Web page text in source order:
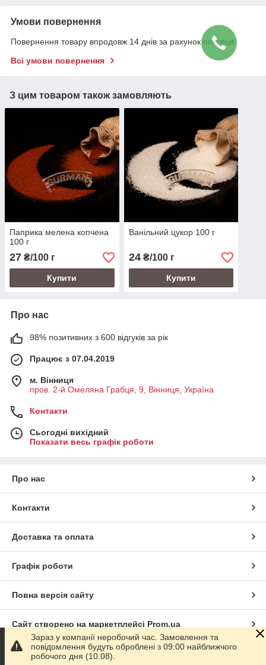
Умови повернення
Повернення товару впродовж 14 днів за рахунок покупця
Всі умови повернення
З цим товаром також замовляють
Паприка мелена копчена
100 г
27 ₴/100 г
Купити
Ванільний цукор 100 г
24₴/100 г
Купити
Про нас
98% позитивних з 600 відгуків за рік
Працює з 07.04.2019
м. Вінниця
пров. 2-й Омеляна Грабця, 9, Вінниця, Україна
Контакти
Сьогодні вихідний
Показати весь графік роботи
Про нас
Контакти
Доставка та оплата
Графік роботи
Повна версія сайту
Сайт створено на маркетплейсі Prom.ua
Політика конфіденційності
Зараз у компанії неробочий час. Замовлення та
повідомлення будуть оброблені з 09:00 найближчого
робочого дня (10.08).